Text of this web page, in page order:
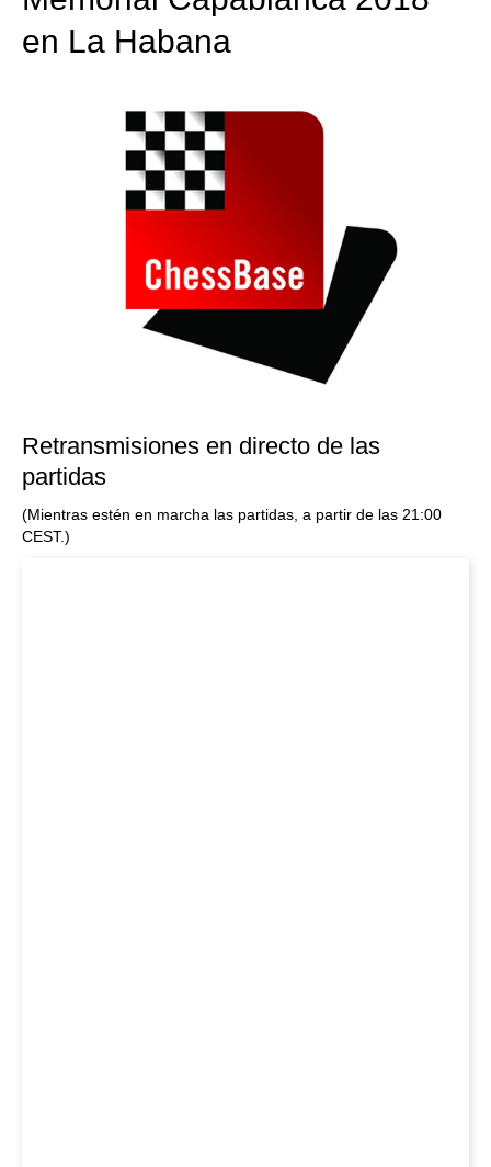
en La Habana
Retransmisiones en directo de las
partidas
(Mientras estén en marcha las partidas, a partir de las 21:00
CEST.)